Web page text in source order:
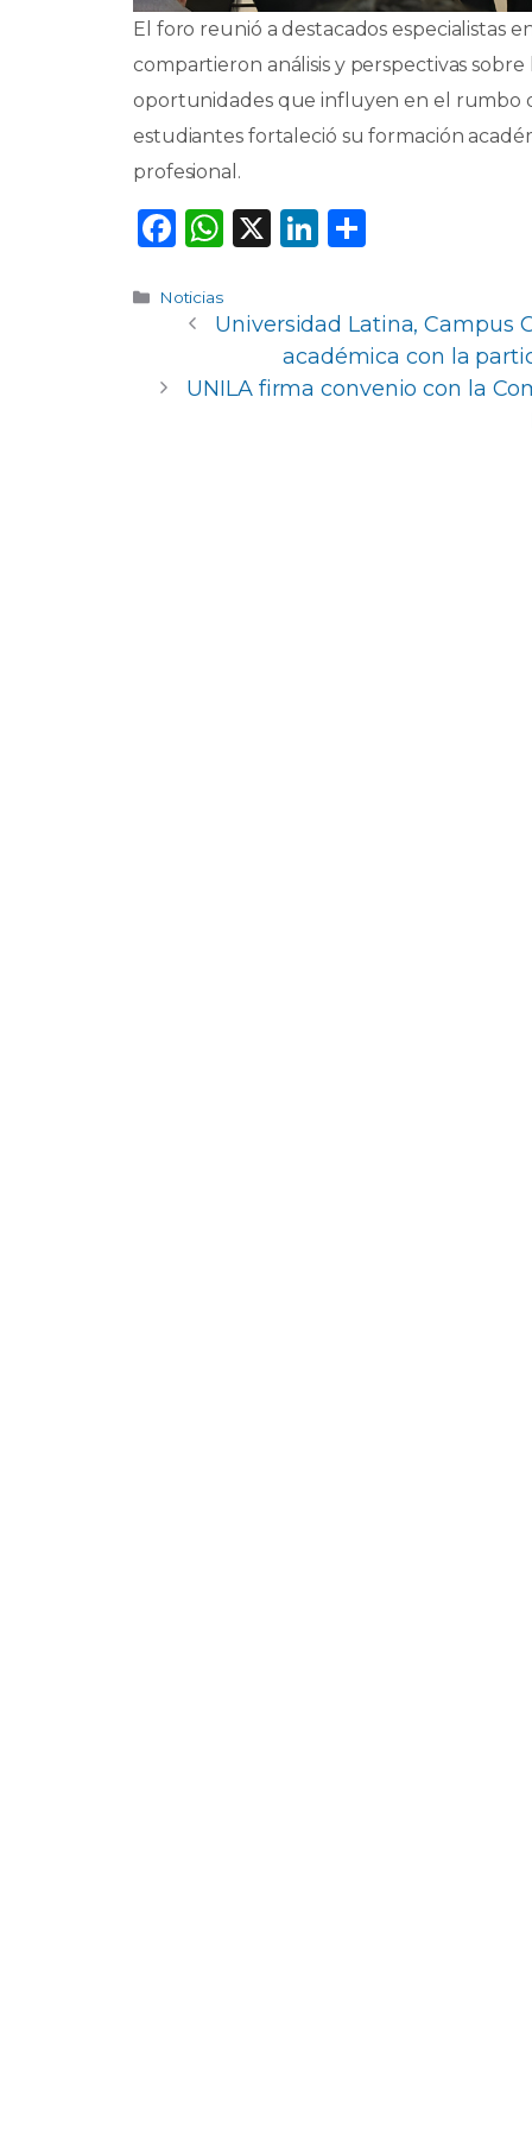
El foro reunió a destacados especialistas
compartieron análisis y perspectivas
oportunidades que influyen en el rumbo
estudiantes fortaleció su formación
profesional.
F
c
e
b
W
a
ts
A
X
Li
k
e
dI
m
p
ar
Categorías
Noticias
Universidad Latina, Campus
académica con la
UNILA firma convenio con la